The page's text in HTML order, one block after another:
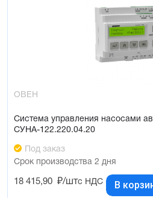
ОВЕН
Система управления насосами
СУНА-122.220.04.20
Под заказ
Срок производства 2 дня
18 415,90 ₽/штс НДС В